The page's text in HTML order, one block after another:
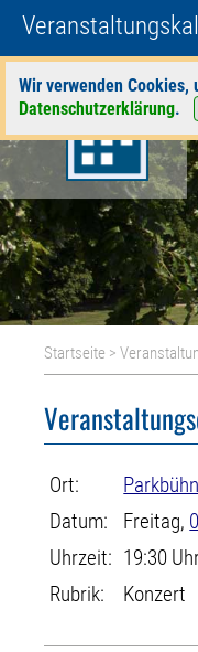
Wir verwenden
Datenschutzerklärung.
Startseite >
Ort:
Datum:
Freitag,
Uhrzeit: 19:30
Rubrik:
Konzert